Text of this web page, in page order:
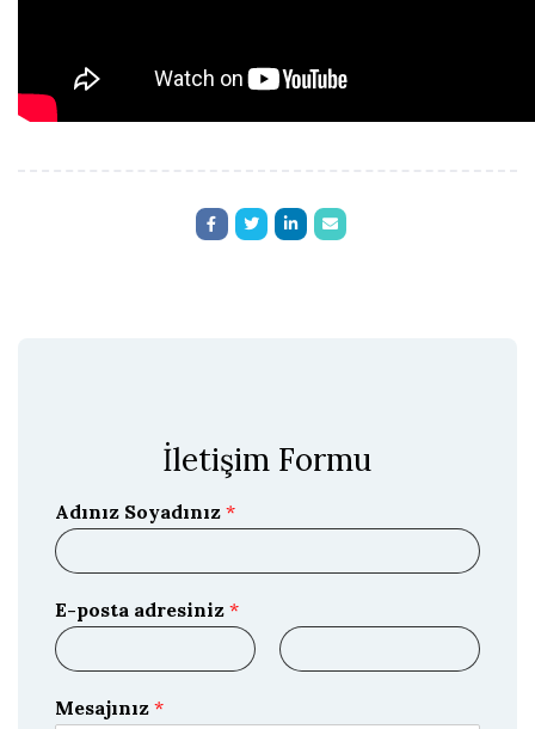
İletişim Formu
Adınız Soyadınız *
E-posta adresiniz *
-
p
Mesajınız *